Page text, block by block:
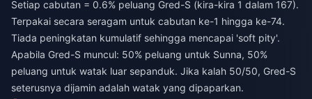
Setiap cabutan = 0.6% peluang Gred-S (kira-kira 1 dalam 167).
Terpakai secara seragam untuk cabutan ke-1 hingga ke-74.
Tiada peningkatan kumulatif sehingga mencapai 'soft pity'.
Apabila Gred-S muncul: 50% peluang untuk Sunna, 50%
peluang untuk watak luar sepanduk. Jika kalah 50/50, Gred-S
seterusnya dijamin adalah watak yang dipaparkan.